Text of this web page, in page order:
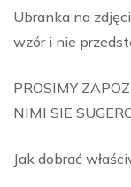
Ubranka na
wzór i nie
PROSIMY
NIMI SIE
Jak dobrać